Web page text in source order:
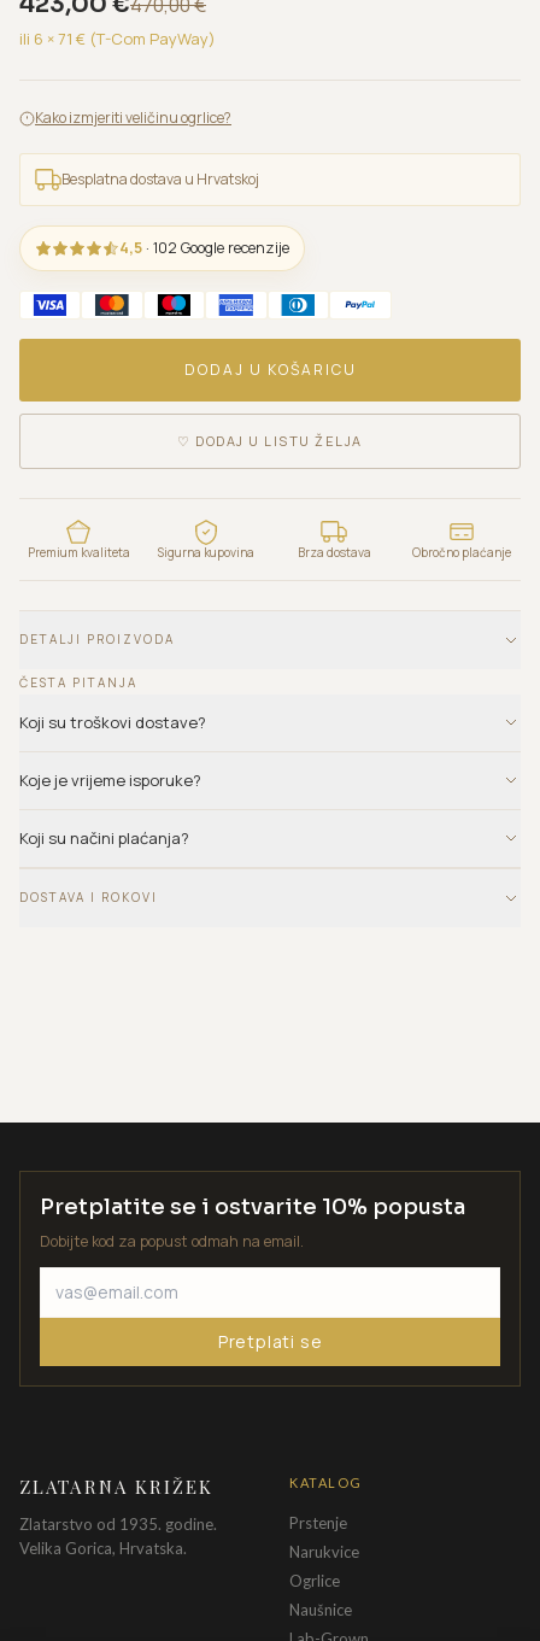
ili 6 ×71 € (T-Com PayWay)
Kako izmjeriti veličinu ogrlice?
Besplatna dostava u Hrvatskoj
4,5 · 102 Google recenzije
DODAJ U KOŠARICU
♡ DODAJ U LISTU ŽELJA
Premium kvaliteta Sigurna kupovina Brza dostava Obročno plaćanje
DETALJI PROIZVODA
ČESTA PITANJA
Koji su troškovi dostave?
Koje je vrijeme isporuke?
Koji su načini plaćanja?
DOSTAVA I ROKOVI
Pretplatite se i ostvarite 10% popusta
Dobijte kod za popust odmah na email.
Pretplati se
ZLATARNA KRIŽEK
Zlatarstvo od 1935. godine.
Velika Gorica, Hrvatska.
KATALOG
Prstenje
Narukvice
Ogrlice
Naušnice